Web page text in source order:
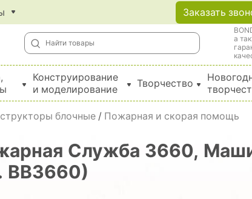
Заказать
а
Конструирование
и моделирование
Творчество
блочные / Пожарная и скорая помощь
Служба 3660,
ВВ3660)